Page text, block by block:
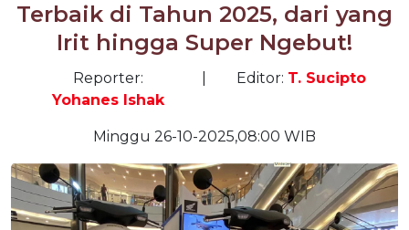
Terbaik di Tahun 2025, dari yang
Irit hingga Super Ngebut!
Reporter:
Yohanes Ishak
Editor: T. Sucipto
Minggu 26-10-2025,08:00 WIB